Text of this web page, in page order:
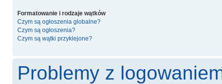
Formatowanie i rodzaje wątków
Czym są ogłoszenia globalne?
Czym są ogłoszenia?
Czym są wątki przyklejone?
Problemy z